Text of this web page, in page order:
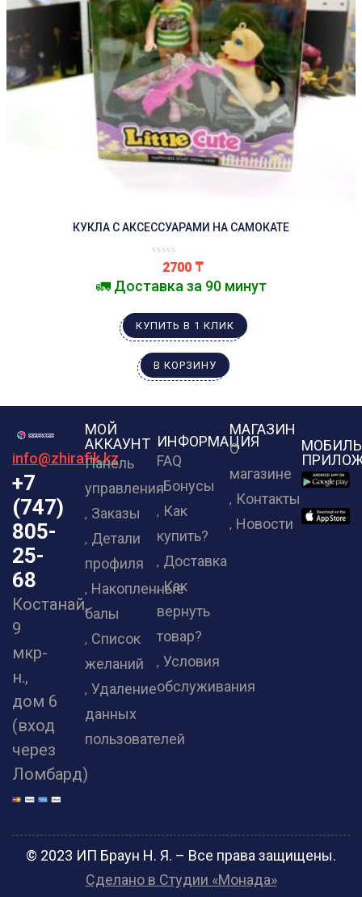
КУКЛА С АКСЕССУАРАМИ НА САМОКАТЕ
2700 ₸
🚛 Доставка за 90 минут
КУПИТЬ В 1 КЛИК
В КОРЗИНУ
info@zhirafik.kz
+7
(747)
805-
25-
68
Костанай,
9
мкр-
н.,
дом 6
(вход
через
Ломбард)
МОЙ
АККАУНТ
Панель
управления
Заказы
Детали
профиля
Накопленные
балы
Список
желаний
Удаление
данных
пользователей
ИНФОРМАЦИЯ
FAQ
Бонусы
Как
купить?
Доставка
Как
вернуть
товар?
Условия
обслуживания
МАГАЗИН
О
магазине
Контакты
Новости
© 2023 ИП Браун Н. Я. – Все права защищены.
Сделано в Студии «Монада»